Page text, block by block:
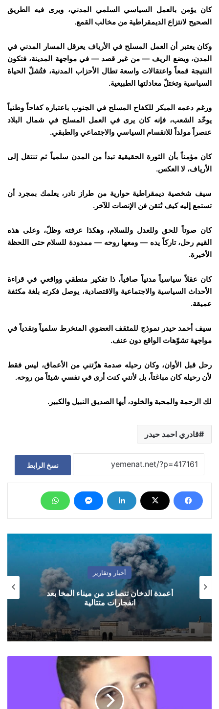
كان يؤمن بالعمل السياسي السلمي المدني، ويرى فيه الطريق
الصحيح لانتزاع الديمقراطية من مخالب القمع.
وكان يعتبر أن العمل المسلح في الأرياف يعرقل المسار المدني في
المدن، ويضع الريف — من غير قصد — في مواجهة المدينة، فتكون
النتيجة قمعاً واعتقالات واسعة تطال الأحزاب المدنية، فتُشلّ الحياة
السياسية وتختلّ معادلتها الطبيعية.
ورغم دعمه المبكر للكفاح المسلح في الجنوب باعتباره كفاحاً وطنياً
يوحّد الشعب، فإنه كان يرى في العمل المسلح في شمال البلاد
عنصراً مولداً للانقسام السياسي والاجتماعي والطبقي.
كان مؤمناً بأن الثورة الحقيقية تبدأ من المدن سلمياً ثم تنتقل إلى
الأرياف، لا العكس.
سيف شخصية ديمقراطية حوارية من طراز نادر، يعلمك بمجرد أن
تستمع إليه كيف تُتقن فن الإنصات للآخر.
كان صوتاً للحق وللعدل وللسلام، وهكذا عرفته وظلّ، وعلى هذه
القيم رحل، تاركاً يده — ومعها روحه — ممدودة للسلام حتى اللحظة
الأخيرة.
كان عقلاً سياسياً مدنياً صافياً، ذا تفكير منطقي وواقعي في قراءة
الأحداث السياسية والاجتماعية والاقتصادية، يوصل فكرته بلغة مكثفة
عميقة.
سيف أحمد حيدر نموذج للمثقف العضوي المنخرط سلمياً ونقدياً في
مواجهة تشوّهات الواقع دون عنف.
رحل قبل الأوان، وكان رحيله صدمة هزّتني من الأعماق، ليس فقط
لأن رحيله كان مباغتاً، بل لأنني كنت أرى في نفسي شيئاً من روحه.
لك الرحمة والمحبة والخلود، أيها الصديق النبيل والكبير.
قادري احمد حيدر
نسخ الرابط
أخبار وتقارير
أعمدة الدخان تتصاعد من ميناء المخا بعد
انفجارات متتالية